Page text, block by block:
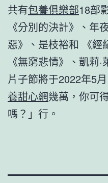
共有包養俱樂部18部
《分別的決計》、年
惡》、是枝裕和 《經
《無窮悲情》、凱莉
片子節將于2022年5
養甜心網幾萬，你可
嗎？」行。